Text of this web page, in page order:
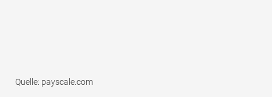
Quelle: payscale.com